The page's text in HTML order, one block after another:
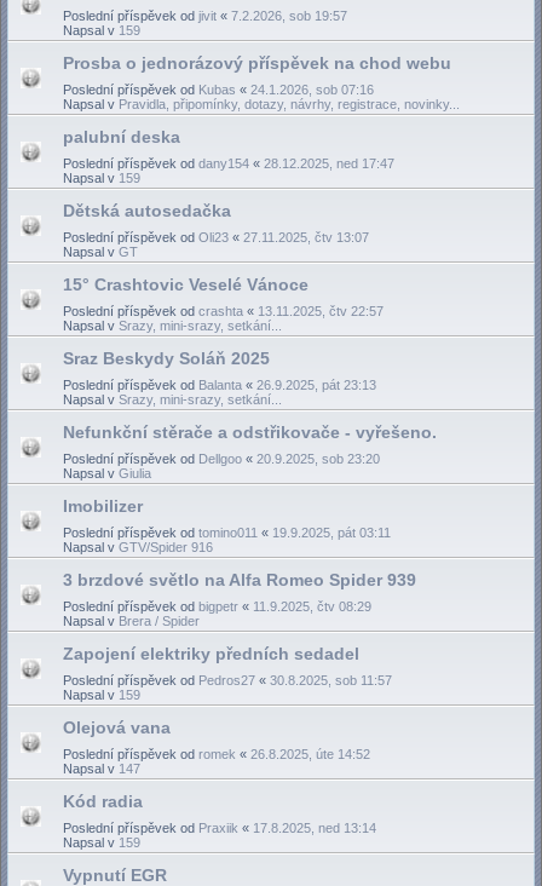
Poslední příspěvek od jivit « 7.2.2026, sob 19:57
Napsal v 159
Prosba o jednorázový příspěvek na chod webu
Poslední příspěvek od Kubas « 24.1.2026, sob 07:16
Napsal v Pravidla, připomínky, dotazy, návrhy, registrace, novinky...
palubní deska
Poslední příspěvek od dany154 « 28.12.2025, ned 17:47
Napsal v 159
Dětská autosedačka
Poslední příspěvek od Oli23 « 27.11.2025, čtv 13:07
Napsal v GT
15° Crashtovic Veselé Vánoce
Poslední příspěvek od crashta « 13.11.2025, čtv 22:57
Napsal v Srazy, mini-srazy, setkání...
Sraz Beskydy Soláň 2025
Poslední příspěvek od Balanta « 26.9.2025, pát 23:13
Napsal v Srazy, mini-srazy, setkání...
Nefunkční stěrače a odstřikovače - vyřešeno.
Poslední příspěvek od Dellgoo « 20.9.2025, sob 23:20
Napsal v Giulia
Imobilizer
Poslední příspěvek od tomino011 « 19.9.2025, pát 03:11
Napsal v GTV/Spider 916
3 brzdové světlo na Alfa Romeo Spider 939
Poslední příspěvek od bigpetr « 11.9.2025, čtv 08:29
Napsal v Brera / Spider
Zapojení elektriky předních sedadel
Poslední příspěvek od Pedros27 « 30.8.2025, sob 11:57
Napsal v 159
Olejová vana
Poslední příspěvek od romek « 26.8.2025, úte 14:52
Napsal v 147
Kód radia
Poslední příspěvek od Praxiik « 17.8.2025, ned 13:14
Napsal v 159
Vypnutí EGR